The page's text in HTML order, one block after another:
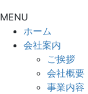
MENU
ホーム
会社案内
ご挨拶
会社概要
事業内容